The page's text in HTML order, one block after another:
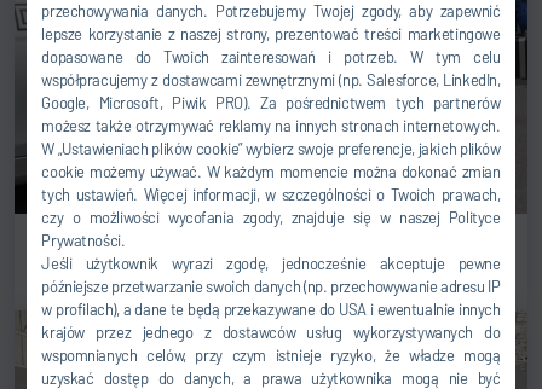
przechowywania danych. Potrzebujemy Twojej zgody, aby zapewnić
lepsze korzystanie z naszej strony, prezentować treści marketingowe
dopasowane do Twoich zainteresowań i potrzeb. W tym celu
współpracujemy z dostawcami zewnętrznymi (np. Salesforce, LinkedIn,
Google, Microsoft, Piwik PRO). Za pośrednictwem tych partnerów
możesz także otrzymywać reklamy na innych stronach internetowych.
W „Ustawieniach plików cookie” wybierz swoje preferencje, jakich plików
cookie możemy używać. W każdym momencie można dokonać zmian
tych ustawień. Więcej informacji, w szczególności o Twoich prawach,
czy o możliwości wycofania zgody, znajduje się w naszej Polityce
Prywatności.
Jeśli użytkownik wyrazi zgodę, jednocześnie akceptuje pewne
późniejsze przetwarzanie swoich danych (np. przechowywanie adresu IP
w profilach), a dane te będą przekazywane do USA i ewentualnie innych
krajów przez jednego z dostawców usług wykorzystywanych do
wspomnianych celów, przy czym istnieje ryzyko, że władze mogą
uzyskać dostęp do danych, a prawa użytkownika mogą nie być
Części zamienne i serwis naprawczy